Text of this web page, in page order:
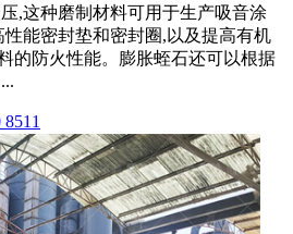
,这种磨制材料可用于生产吸音涂
能密封垫和密封圈,以及提高有机
的防火性能。膨胀蛭石还可以根据